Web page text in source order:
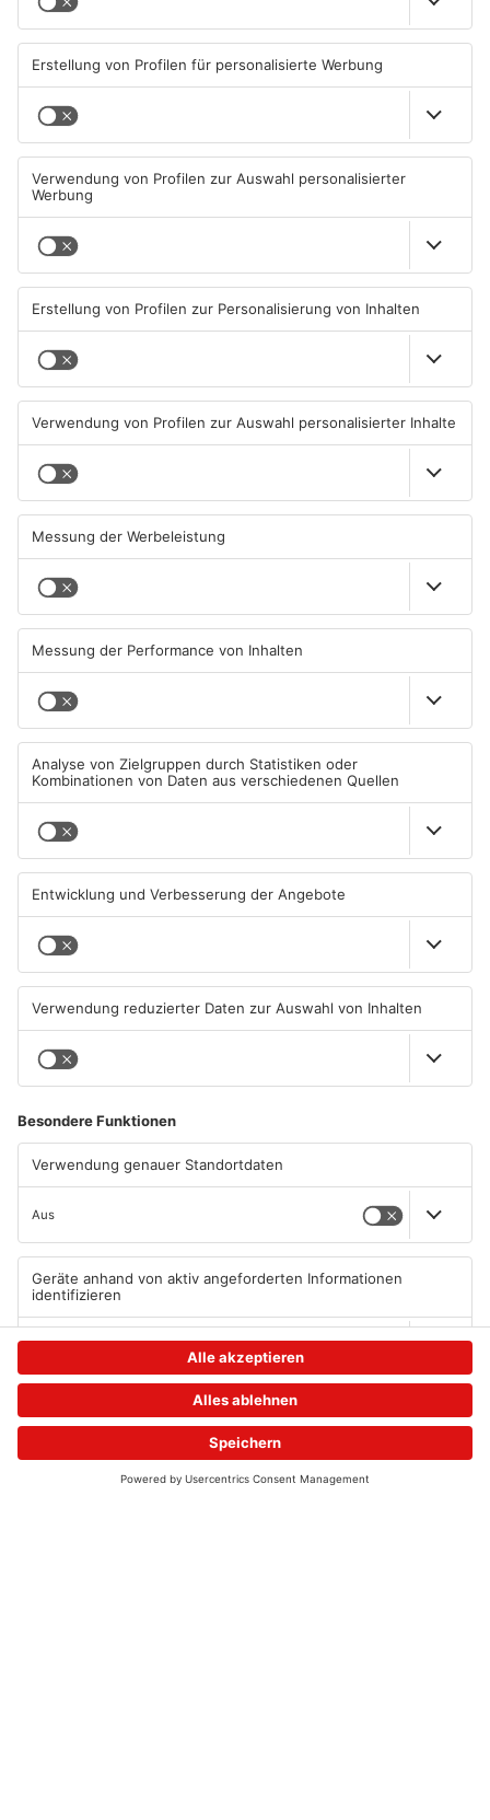
Schwimmbäder im
Primaveraland weisen teils
erhebliche Mängel auf
06.08.2026, 06:37 UHR IN
PRIMAVERALAND
Primaveraland bleibt
06.08.2026, 06:34 UHR IN
Waldaschaff und zwischen
Hanau und Kahl
PRIMAVERALAND
Gewässer im Primaveraland
leiden unter Trockenheit
TOPNEWS
Kliniken im Primaveraland
melden mehr Patienten
durch Hitze
04.08.2026, 07:50 UHR IN
PRIMAVERALAND
Schüsse in Langenselbold,
Gelnhausen, Linsengericht
und Miltenberg